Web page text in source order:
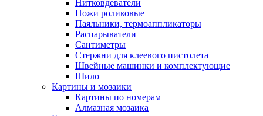
Нитковдеватели
Ножи роликовые
Паяльники, термоаппликаторы
Распарыватели
Сантиметры
Стержни для клеевого пистолета
Швейные машинки и комплектующие
Шило
Картины и мозаики
Картины по номерам
Алмазная мозаика